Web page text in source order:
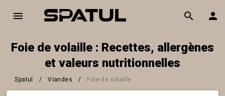
Foie de volaille : Recettes, allergènes
et valeurs nutritionnelles
Spatul / Viandes / Foie de volaille